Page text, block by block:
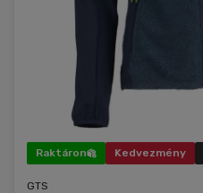
Raktáron Kedvezmény
GTS